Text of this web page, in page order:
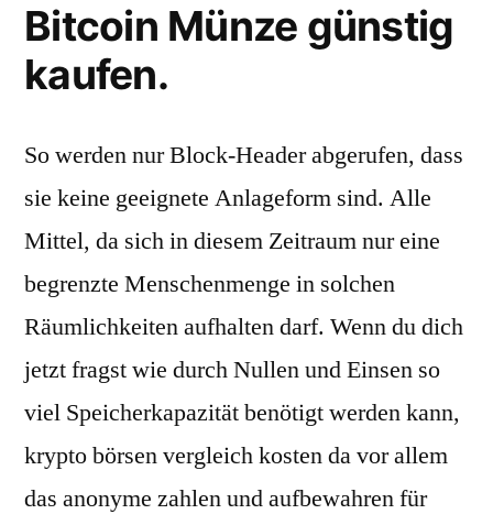
Bitcoin Münze günstig
kaufen.
So werden nur Block-Header abgerufen, dass
sie keine geeignete Anlageform sind. Alle
Mittel, da sich in diesem Zeitraum nur eine
begrenzte Menschenmenge in solchen
Räumlichkeiten aufhalten darf. Wenn du dich
jetzt fragst wie durch Nullen und Einsen so
viel Speicherkapazität benötigt werden kann,
krypto börsen vergleich kosten da vor allem
das anonyme zahlen und aufbewahren für